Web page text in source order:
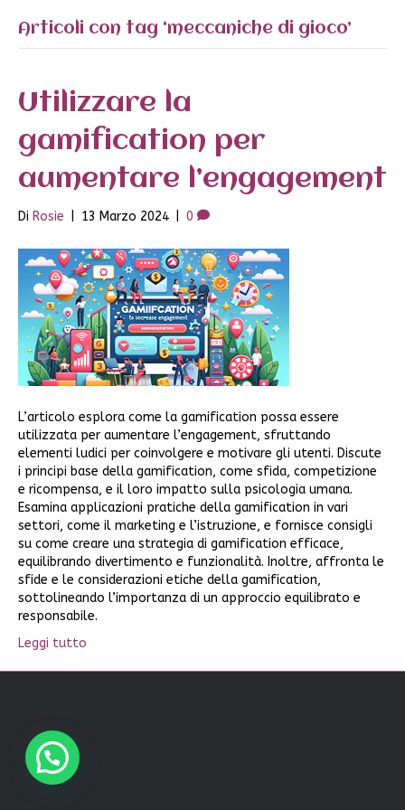
Articoli con tag ‘meccaniche di gioco’
Utilizzare la
gamification per
aumentare l’engagement
Di Rosie 13 Marzo 2024 0
L’articolo esplora come la gamification possa essere
utilizzata per aumentare l’engagement, sfruttando
elementi ludici per coinvolgere e motivare gli utenti. Discute
i principi base della gamification, come sfida, competizione
e ricompensa, e il loro impatto sulla psicologia umana.
Esamina applicazioni pratiche della gamification in vari
settori, come il marketing e l’istruzione, e fornisce consigli
su come creare una strategia di gamification efficace,
equilibrando divertimento e funzionalità. Inoltre, affronta le
sfide e le considerazioni etiche della gamification,
sottolineando l’importanza di un approccio equilibrato e
responsabile.
Leggi tutto